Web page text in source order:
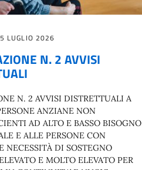
LUGLIO 2026
N. 2 AVVISI
N. 2 AVVISI DISTRETTUALI A
ANZIANE NON
AD ALTO E BASSO BISOGNO
E ALLE PERSONE CON
NECESSITÀ DI SOSTEGNO
E MOLTO ELEVATO PER